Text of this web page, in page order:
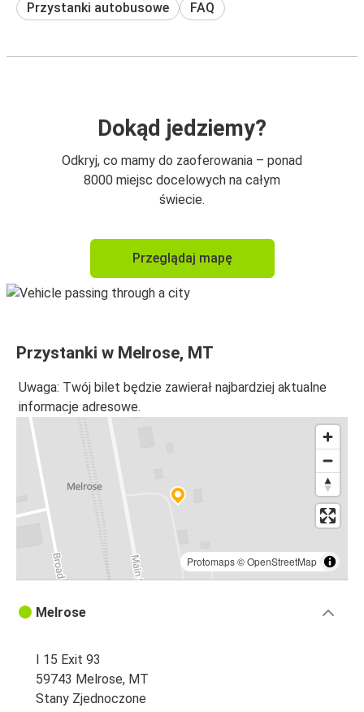
Przystanki autobusowe FAQ
Dokąd jedziemy?
Odkryj, co mamy do zaoferowania – ponad
8000 miejsc docelowych na całym
świecie.
Przeglądaj mapę
Przystanki w Melrose, MT
Uwaga: Twój bilet będzie zawierał najbardziej aktualne
informacje adresowe.
Protomaps©OpenStreetMap
Melrose
I 15 Exit 93
59743 Melrose, MT
Stany Zjednoczone